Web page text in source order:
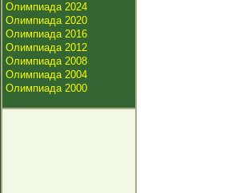
Олимпиада 2024
Олимпиада 2020
Олимпиада 2016
Олимпиада 2012
Олимпиада 2008
Олимпиада 2004
Олимпиада 2000